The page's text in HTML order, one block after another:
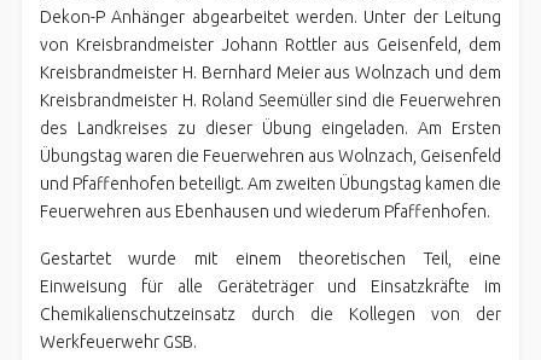
Dekon-P Anhänger abgearbeitet werden. Unter der Leitung
von Kreisbrandmeister Johann Rottler aus Geisenfeld, dem
Kreisbrandmeister H. Bernhard Meier aus Wolnzach und dem
Kreisbrandmeister H. Roland Seemüller sind die Feuerwehren
des Landkreises zu dieser Übung eingeladen. Am Ersten
Übungstag waren die Feuerwehren aus Wolnzach, Geisenfeld
und Pfaffenhofen beteiligt. Am zweiten Übungstag kamen die
Feuerwehren aus Ebenhausen und wiederum Pfaffenhofen.
Gestartet wurde mit einem theoretischen Teil, eine
Einweisung für alle Geräteträger und Einsatzkräfte im
Chemikalienschutzeinsatz durch die Kollegen von der
Werkfeuerwehr GSB.